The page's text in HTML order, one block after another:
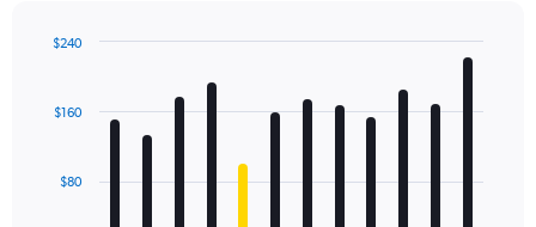
to
with
12
The$80
$160
$240